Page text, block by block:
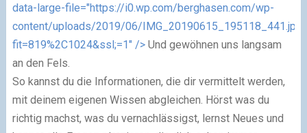
data-large-file="https://i0.wp.com/berghasen.com/wp-
content/uploads/2019/06/IMG_20190615_195118_441.jpg?
fit=819%2C1024&ssl;=1" />Und gewöhnen uns langsam
an den Fels.
So kannst du die Informationen, die dir vermittelt werden,
mit deinem eigenen Wissen abgleichen. Hörst was du
richtig machst, was du vernachlässigst, lernst Neues und